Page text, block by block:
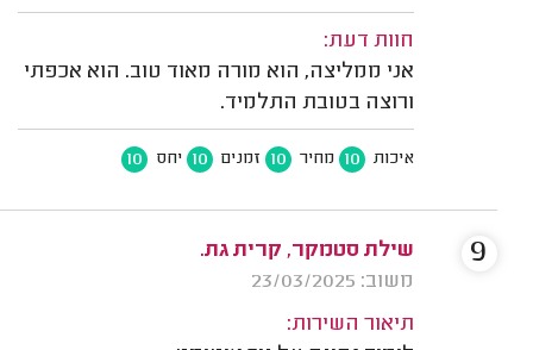
חוות דעת:
אני ממליצה, הוא מורה מאוד טוב. הוא אכפתי
ורוצה בטובת התלמיד.
איכות 10 מחיר 10 זמנים 10 יחס 10
שילת סטמקר, קרית גת.
משוב: 23/03/2025
תיאור השירות:
9